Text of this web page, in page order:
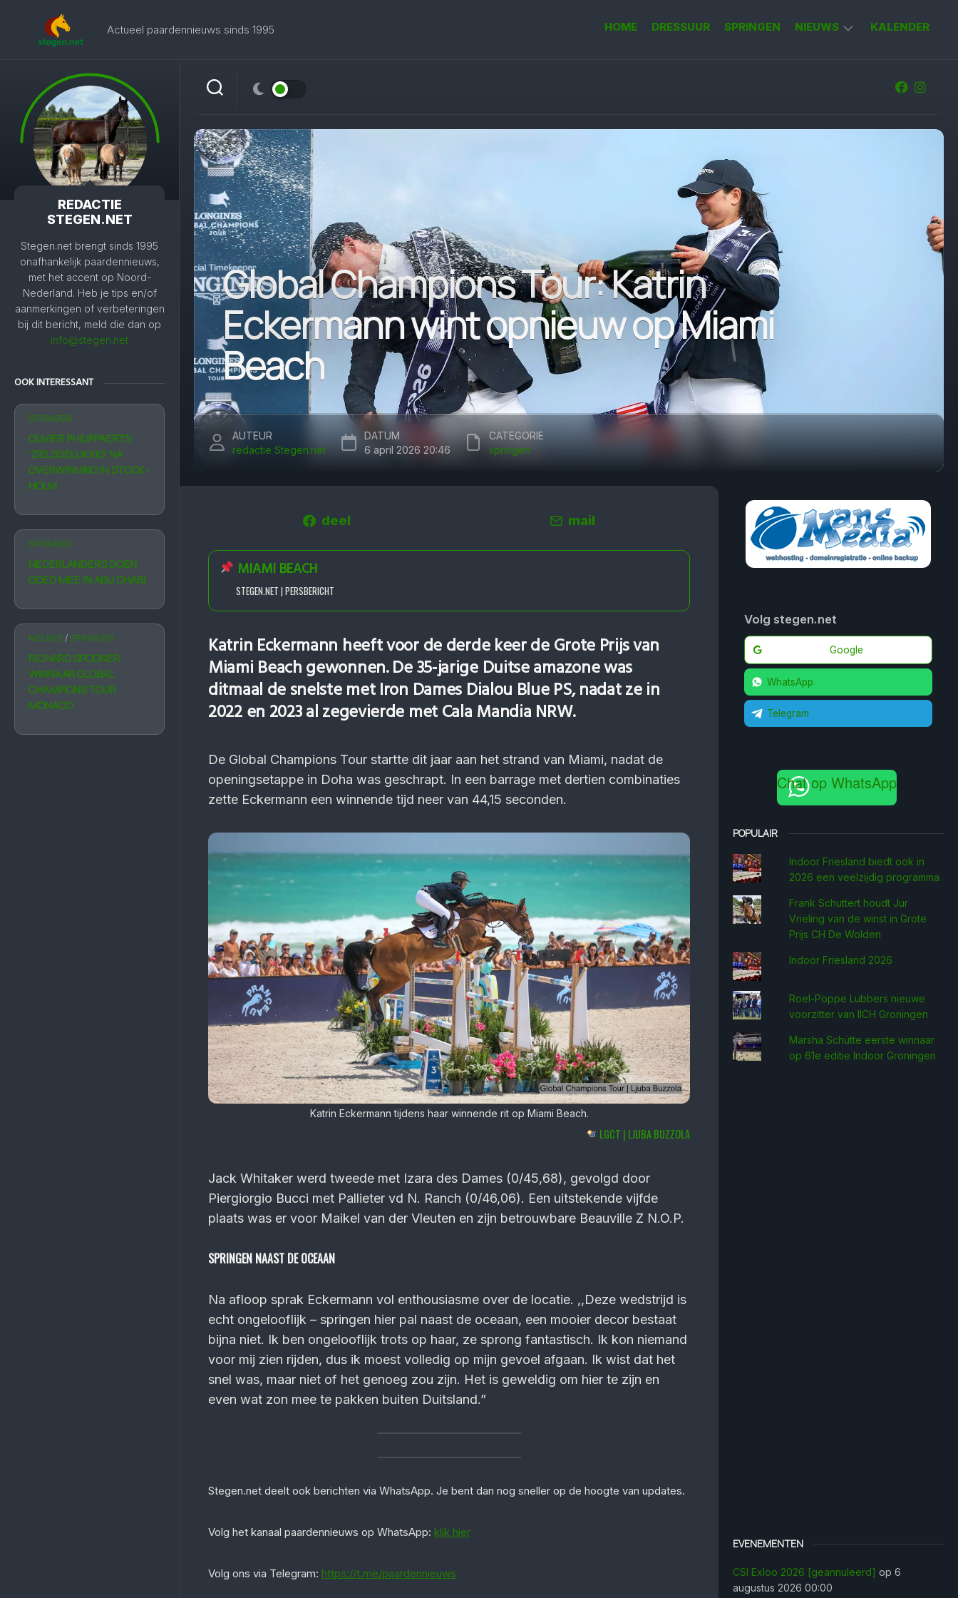
Actueel paardennieuws sinds 1995 HOME DRESSUUR SPRINGEN NIEUWS KALENDER
REDACTIE
STEGEN.NET
Stegen.net brengt sinds 1995
onafhankelijk paardennieuws,
met het accent op Noord-
Nederland. Heb je tips en/of
aanmerkingen of verbeteringen
bij dit bericht, meld die dan op
info@stegen.net
OOK INTERESSANT
SPRINGEN
OLIVIER PHILIPPAERTS
‘ZIELS­GELUKKIG’ NA
OVER­WINNING IN STOCK­
HOLM
SPRINGEN
NEDERLANDERS DOEN
GOED MEE IN ABU DHABI
NIEUWS / SPRINGEN
RICHARD SPOONER
WINNAAR GLOBAL
CHAMPIONS TOUR
MONACO
Global Champions Tour: Katrin
Eckermann wint opnieuw op Miami
Beach
AUTEUR
redactie Stegen.net
DATUM
6 april 2026 20:46
CATEGORIE
springen
deel mail
MIAMI BEACH
STEGEN.NET | PERSBERICHT
Katrin Eckermann heeft voor de derde keer de Grote Prijs van
Miami Beach gewonnen. De 35‑jarige Duitse amazone was
ditmaal de snelste met Iron Dames Dialou Blue PS, nadat ze in
2022 en 2023 al zegevierde met Cala Mandia NRW.
De Global Champions Tour startte dit jaar aan het strand van Miami, nadat de
openingsetappe in Doha was geschrapt. In een barrage met dertien combinaties
zette Eckermann een winnende tijd neer van 44,15 seconden.
Katrin Eckermann tijdens haar winnende rit op Miami Beach.
LGCT | LJUBA BUZZOLA
Jack Whitaker werd tweede met Izara des Dames (0/45,68), gevolgd door
Piergiorgio Bucci met Pallieter vd N. Ranch (0/46,06). Een uitstekende vijfde
plaats was er voor Maikel van der Vleuten en zijn betrouwbare Beauville Z N.O.P.
SPRINGEN NAAST DE OCEAAN
Na afloop sprak Eckermann vol enthousiasme over de locatie. ,,Deze wedstrijd is
echt ongelooflijk – springen hier pal naast de oceaan, een mooier decor bestaat
bijna niet. Ik ben ongelooflijk trots op haar, ze sprong fantastisch. Ik kon niemand
voor mij zien rijden, dus ik moest volledig op mijn gevoel afgaan. Ik wist dat het
snel was, maar niet of het genoeg zou zijn. Het is geweldig om hier te zijn en
even wat zon mee te pakken buiten Duitsland.”
Stegen.net deelt ook berichten via WhatsApp. Je bent dan nog sneller op de hoogte van updates.
‎Volg het kanaal paardennieuws op WhatsApp: klik hier
Volg ons via Telegram: https://t.me/paardennieuws
Volg stegen.net
Google
WhatsApp
Telegram
Chat op WhatsApp
POPULAIR
Indoor Friesland biedt ook in
2026 een veelzijdig programma
Frank Schuttert houdt Jur
Vrieling van de winst in Grote
Prijs CH De Wolden
Indoor Friesland 2026
Roel-Poppe Lubbers nieuwe
voorzitter van IICH Groningen
Marsha Schütte eerste win­naar
op 61e editie Indoor Groningen
EVENEMENTEN
CSI Exloo 2026 [geannuleerd] op 6
augustus 2026 00:00